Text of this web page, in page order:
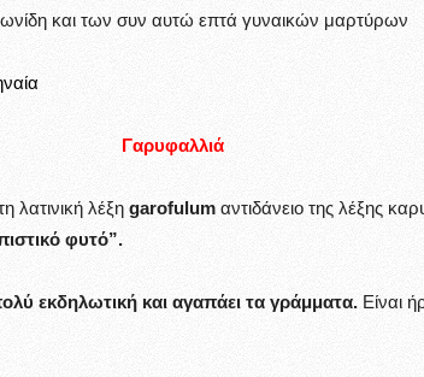
και των συν αυτώ επτά γυναικών μαρτύρων
Γαρυφαλλιά
λατινική λέξη garofulum αντιδάνειο της λέξης
φυτό”.
εκδηλωτική και αγαπάει τα γράμματα. Είναι